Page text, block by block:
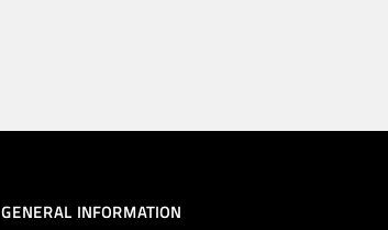
GENERAL INFORMATION